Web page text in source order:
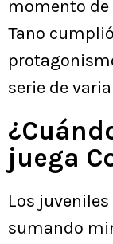
momento de
Tano
serie de
juega
Los
sumando